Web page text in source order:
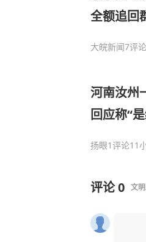
全额追回
大皖新闻7评论
河南汝州
回应称“
扬眼1评论11
评论0 文